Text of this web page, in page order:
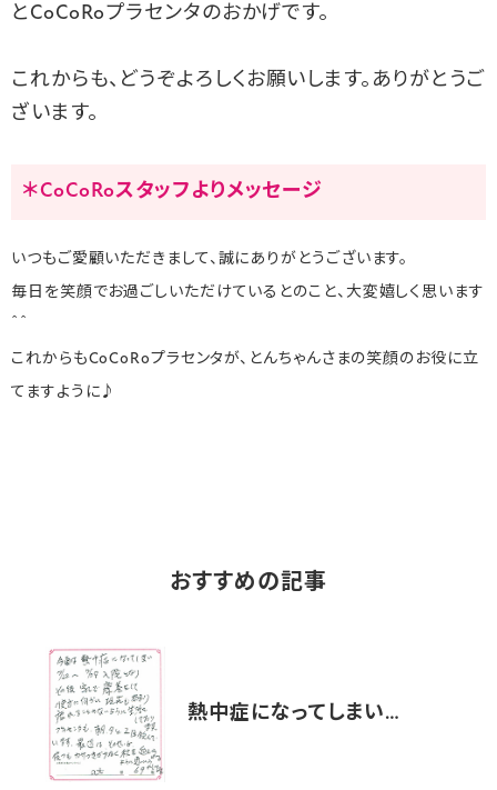
とCoCoRoプラセンタのおかげです。
これからも、どうぞよろしくお願いします。ありがとうご
ざいます。
＊CoCoRoスタッフよりメッセージ
いつもご愛顧いただきまして、誠にありがとうございます。
毎日を笑顔でお過ごしいただけているとのこと、大変嬉しく思います
これからもCoCoRoプラセンタが、とんちゃんさまの笑顔のお役に立
てますように♪
おすすめの記事
熱中症になってしまい…